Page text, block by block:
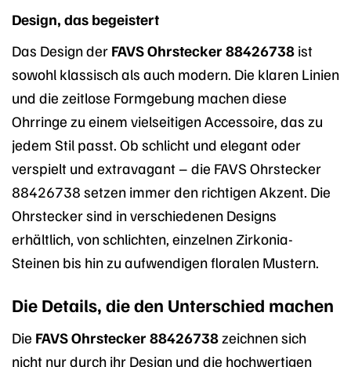
Design, das begeistert
Das Design der FAVS Ohrstecker 88426738 ist
sowohl klassisch als auch modern. Die klaren Linien
und die zeitlose Formgebung machen diese
Ohrringe zu einem vielseitigen Accessoire, das zu
jedem Stil passt. Ob schlicht und elegant oder
verspielt und extravagant – die FAVS Ohrstecker
88426738 setzen immer den richtigen Akzent. Die
Ohrstecker sind in verschiedenen Designs
erhältlich, von schlichten, einzelnen Zirkonia-
Steinen bis hin zu aufwendigen floralen Mustern.
Die Details, die den Unterschied machen
Die FAVS Ohrstecker 88426738 zeichnen sich
nicht nur durch ihr Design und die hochwertigen